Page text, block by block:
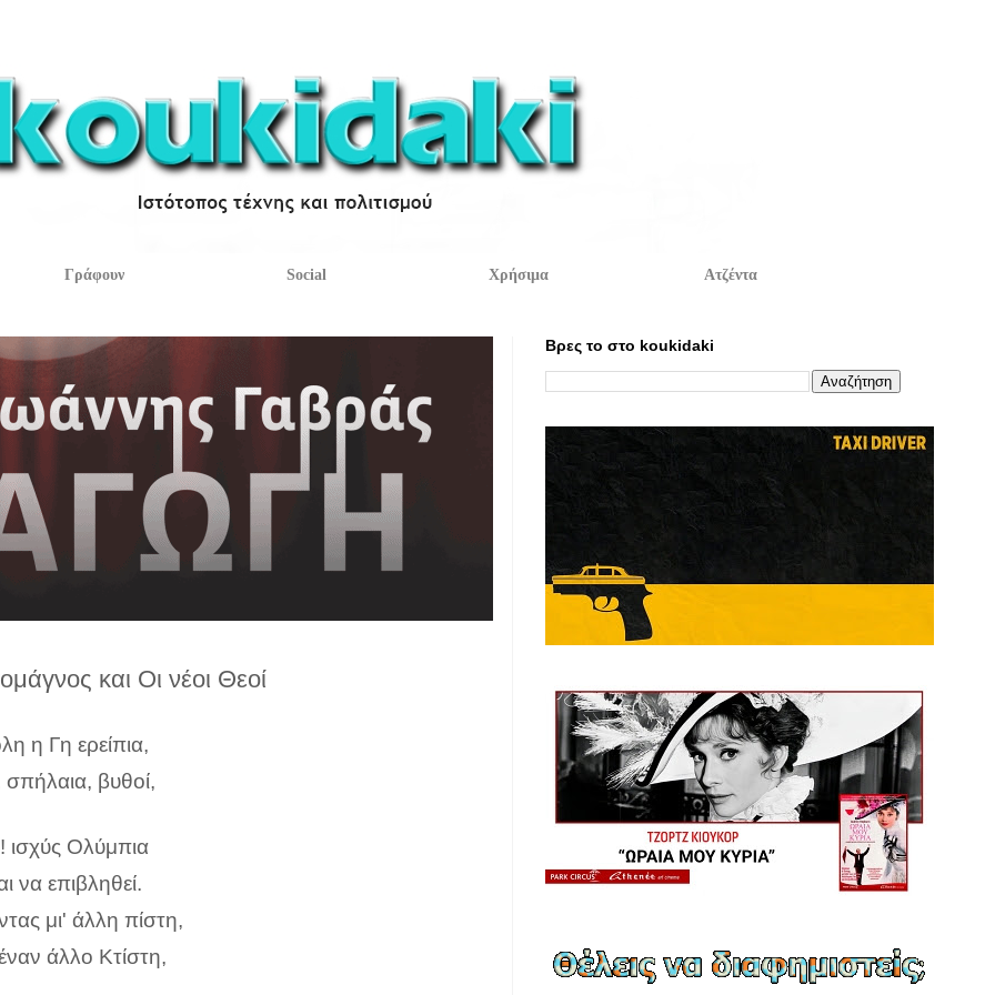
Γράφουν Social Χρήσιμα Ατζέντα
και Οι νέοι Θεοί
η Γη ερείπια,
σπήλαια, βυθοί,
ισχύς Ολύμπια
να επιβληθεί.
μι' άλλη πίστη,
άλλο Κτίστη,
Βρες το στο koukidaki